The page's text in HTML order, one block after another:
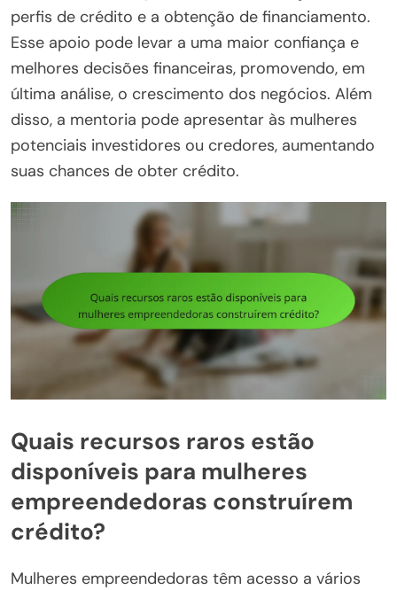
perfis de crédito e a obtenção de financiamento.
Esse apoio pode levar a uma maior confiança e
melhores decisões financeiras, promovendo, em
última análise, o crescimento dos negócios. Além
disso, a mentoria pode apresentar às mulheres
potenciais investidores ou credores, aumentando
suas chances de obter crédito.
Quais recursos raros estão
disponíveis para mulheres
empreendedoras construírem
crédito?
Mulheres empreendedoras têm acesso a vários